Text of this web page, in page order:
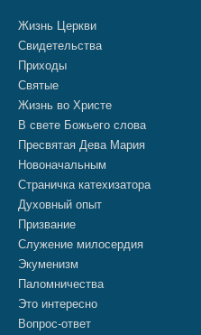
Жизнь Церкви
Свидетельства
Приходы
Святые
Жизнь во Христе
В свете Божьего слова
Пресвятая Дева Мария
Новоначальным
Страничка катехизатора
Духовный опыт
Призвание
Служение милосердия
Экуменизм
Паломничества
Это интересно
Вопрос-ответ